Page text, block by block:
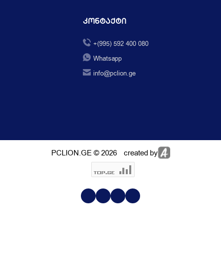
Კონტაქტი
+(995) 592 400 080
Whatsapp
info@pclion.ge
PCLION.GE © 2026 created by